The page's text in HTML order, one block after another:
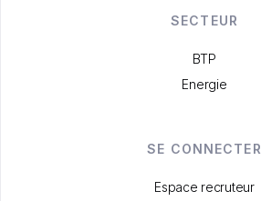
SECTEUR
BTP
Energie
SE CONNECTER
Espace recruteur